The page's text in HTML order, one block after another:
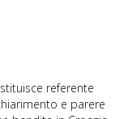
referente
e parere